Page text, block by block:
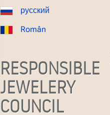
русский
Român
RESPONSIBLE
JEWELERY
COUNCIL